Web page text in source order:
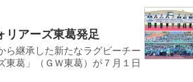
アーズ東葛発足
継承した新たなラグビーチー
東葛」（ＧＷ東葛）が７月１日